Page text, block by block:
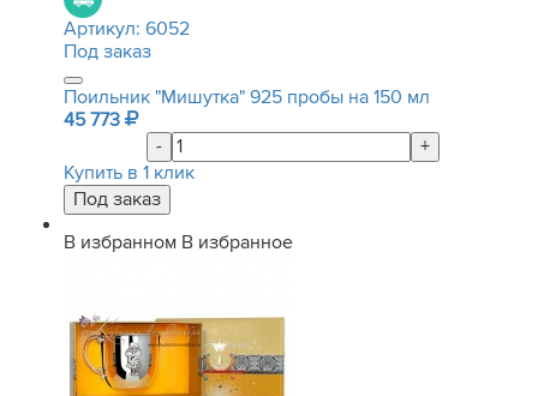
Артикул: 6052
Под заказ
Поильник "Мишутка" 925 пробы на 150 мл
45 773
-
+
Купить в 1 клик
В избранном В избранное